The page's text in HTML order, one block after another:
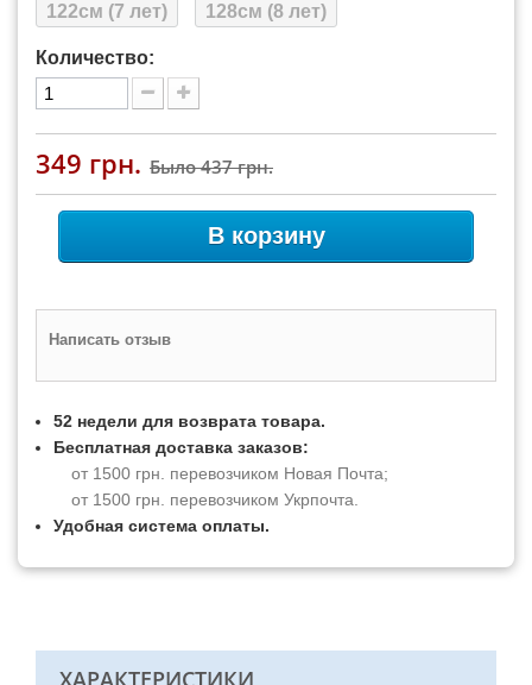
122см (7 лет)
128см (8 лет)
Количество:
349 грн. Было437 грн.
В корзину
Написать отзыв
52 недели для возврата товара.
Бесплатная доставка заказов:
от 1500 грн. перевозчиком Новая Почта;
от 1500 грн. перевозчиком Укрпочта.
Удобная система оплаты.
ХАРАКТЕРИСТИКИ